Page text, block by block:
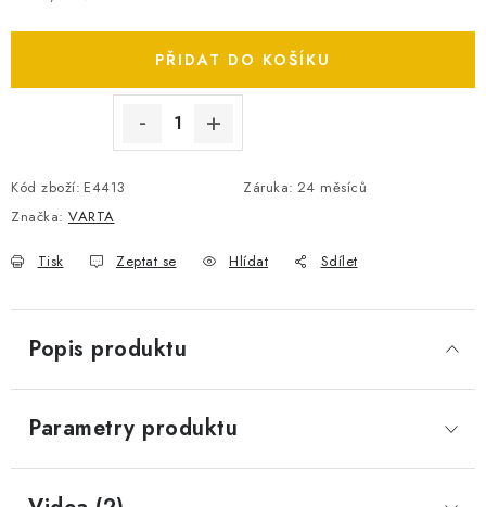
POŠTOVNÉ A DOPRAVA
JAK NA TO S BATTERY.CZ
ČASTO KLADENÉ OTÁZKY, FAQ
NÁVODY KE STAŽENÍ
ZPĚTNÝ ODBĚR ELEKTROZAŘÍZENÍ A BATERIÍ
PŘIDAT DO KOŠÍKU
Kód zboží: E4413 Záruka: 24 měsíců
Značka: VARTA
Tisk Zeptat se Hlídat Sdílet
Popis produktu
Parametry produktu